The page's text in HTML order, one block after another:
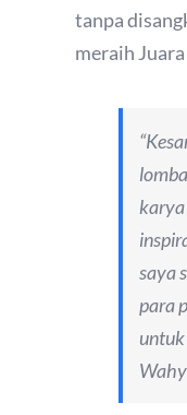
tanpa
meraih
karya
saya
para